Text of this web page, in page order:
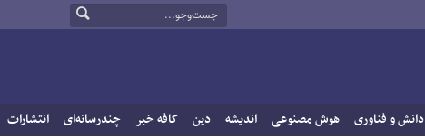
دانش و فناوری هوش مصنوعی اندیشه دین کافه خبر چندرسانه‌ای انتشارات